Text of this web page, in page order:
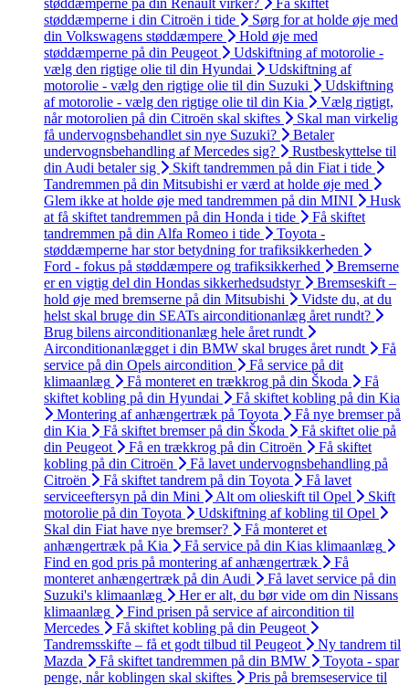
støddæmperne i din Citroën i tide
Sørg for at holde øje med
din Volkswagens støddæmpere
Hold øje med
støddæmperne på din Peugeot
Udskiftning af motorolie -
vælg den rigtige olie til din Hyundai
Udskiftning af
motorolie - vælg den rigtige olie til din Suzuki
Udskiftning
af motorolie - vælg den rigtige olie til din Kia
Vælg rigtigt,
når motorolien på din Citroën skal skiftes
Skal man virkelig
få undervognsbehandlet sin nye Suzuki?
Betaler
undervognsbehandling af Mercedes sig?
Rustbeskyttelse til
din Audi betaler sig
Skift tandremmen på din Fiat i tide
Tandremmen på din Mitsubishi er værd at holde øje med
Glem ikke at holde øje med tandremmen på din MINI
Husk
at få skiftet tandremmen på din Honda i tide
Få skiftet
tandremmen på din Alfa Romeo i tide
Toyota -
støddæmperne har stor betydning for trafiksikkerheden
Ford - fokus på støddæmpere og trafiksikkerhed
Bremserne
er en vigtig del din Hondas sikkerhedsudstyr
Bremseskift –
hold øje med bremserne på din Mitsubishi
Vidste du, at du
helst skal bruge din SEATs airconditionanlæg året rundt?
Brug bilens airconditionanlæg hele året rundt
Airconditionanlægget i din BMW skal bruges året rundt
Få
service på din Opels aircondition
Få service på dit
klimaanlæg
Få monteret en trækkrog på din Škoda
Få
skiftet kobling på din Hyundai
Få skiftet kobling på din Kia
Montering af anhængertræk på Toyota
Få nye bremser på
din Kia
Få skiftet bremser på din Škoda
Få skiftet olie på
din Peugeot
Få en trækkrog på din Citroën
Få skiftet
kobling på din Citroën
Få lavet undervognsbehandling på
Citroën
Få skiftet tandrem på din Toyota
Få lavet
serviceeftersyn på din Mini
Alt om olieskift til Opel
Skift
motorolie på din Toyota
Udskiftning af kobling til Opel
Skal din Fiat have nye bremser?
Få monteret et
anhængertræk på Kia
Få service på din Kias klimaanlæg
Find en god pris på montering af anhængertræk
Få
monteret anhængertræk på din Audi
Få lavet service på din
Suzuki's klimaanlæg
Her er alt, du bør vide om din Nissans
klimaanlæg
Find prisen på service af aircondition til
Mercedes
Få skiftet kobling på din Peugeot
Tandremsskifte – få et godt tilbud til Peugeot
Ny tandrem til
Mazda
Få skiftet tandremmen på din BMW
Toyota - spar
penge, når koblingen skal skiftes
Pris på bremseservice til